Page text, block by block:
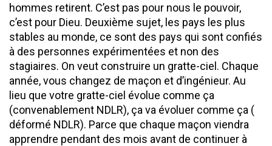
hommes retirent. C’est pas pour nous le pouvoir,
c’est pour Dieu. Deuxième sujet, les pays les plus
stables au monde, ce sont des pays qui sont confiés
à des personnes expérimentées et non des
stagiaires. On veut construire un gratte-ciel. Chaque
année, vous changez de maçon et d’ingénieur. Au
lieu que votre gratte-ciel évolue comme ça
(convenablement NDLR), ça va évoluer comme ça (
déformé NDLR). Parce que chaque maçon viendra
apprendre pendant des mois avant de continuer à